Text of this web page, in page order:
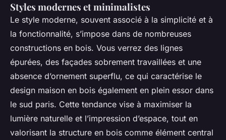
Styles modernes et minimalistes
Le style moderne, souvent associé à la simplicité et à
la fonctionnalité, s’impose dans de nombreuses
constructions en bois. Vous verrez des lignes
épurées, des façades sobrement travaillées et une
absence d’ornement superflu, ce qui caractérise le
design maison en bois également en plein essor dans
le sud paris. Cette tendance vise à maximiser la
lumière naturelle et l’impression d’espace, tout en
valorisant la structure en bois comme élément central